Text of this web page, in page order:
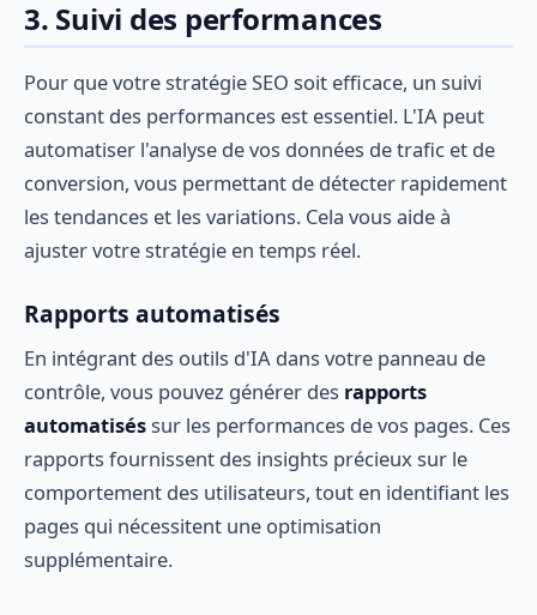
3. Suivi des performances
Pour que votre stratégie SEO soit efficace, un suivi
constant des performances est essentiel. L'IA peut
automatiser l'analyse de vos données de trafic et de
conversion, vous permettant de détecter rapidement
les tendances et les variations. Cela vous aide à
ajuster votre stratégie en temps réel.
Rapports automatisés
En intégrant des outils d'IA dans votre panneau de
contrôle, vous pouvez générer des rapports
automatiséssur les performances de vos pages. Ces
rapports fournissent des insights précieux sur le
comportement des utilisateurs, tout en identifiant les
pages qui nécessitent une optimisation
supplémentaire.